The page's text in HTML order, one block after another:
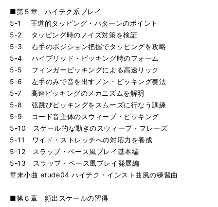
■第５章 ハイテク系プレイ
5-1 王道的タッピング・パターンのポイント
5-2 タッピング時のノイズ対策を検証
5-3 右手のポジション把握でタッピングを攻略
5-4 ハイブリッド・ピッキング時のフォーム
5-5 フィンガーピッキングによる高速リック
5-6 左手のみで音を出すノン・ピッキング奏法
5-7 高速ピッキングのメカニズムを解明
5-8 弦跳びピッキングをスムーズに行なう訓練
5-9 コード音主体のスウィープ・ピッキング
5-10 スケール的な動きのスウィープ・フレーズ
5-11 ワイド・ストレッチへの対応力を養成
5-12 スラップ・ベース風プレイ基本編
5-13 スラップ・ベース風プレイ発展編
章末小曲 etude04 ハイテク・インスト曲風の練習曲
■第６章 頻出スケールの習得